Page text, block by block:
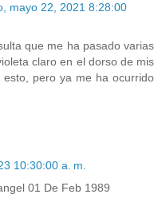
mayo 22, 2021 8:28:00
que me ha pasado varias
claro en el dorso de mis
pero ya me ha ocurrido
10:30:00 a. m.
01 De Feb 1989